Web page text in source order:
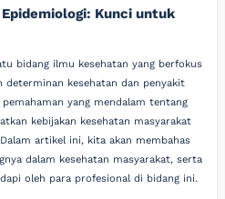
Kunci untuk
bidang ilmu kesehatan yang berfokus
kesehatan dan penyakit
yang mendalam tentang
kebijakan kesehatan masyarakat
artikel ini, kita akan membahas
dalam kesehatan masyarakat, serta
oleh para profesional di bidang ini.